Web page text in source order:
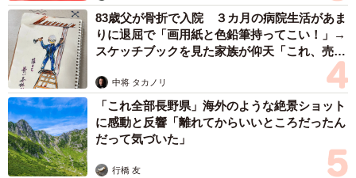
83歳父が骨折で入院 ３カ月の病院生活があま
りに退屈で「画用紙と色鉛筆持ってこい！」→
スケッチブックを見た家族が仰天「これ、売れ
中将 タカノリ
「これ全部長野県」海外のような絶景ショット
に感動と反響「離れてからいいところだったん
だって気づいた」
行橋 友